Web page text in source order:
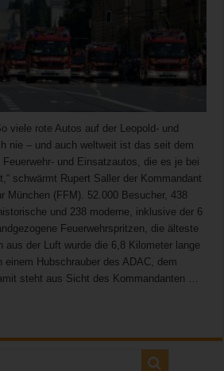
viele rote Autos auf der Leopold- und
nie – und auch weltweit ist das seit dem
und Einsatzautos, die es je bei
schwärmt Rupert Saller der Kommandant
München (FFM). 52.000 Besucher, 438
und 238 moderne, inklusive der 6
Feuerwehrspritzen, die älteste
aus der Luft wurde die 6,8 Kilometer lange
einem Hubschrauber des ADAC, dem
steht aus Sicht des Kommandanten …